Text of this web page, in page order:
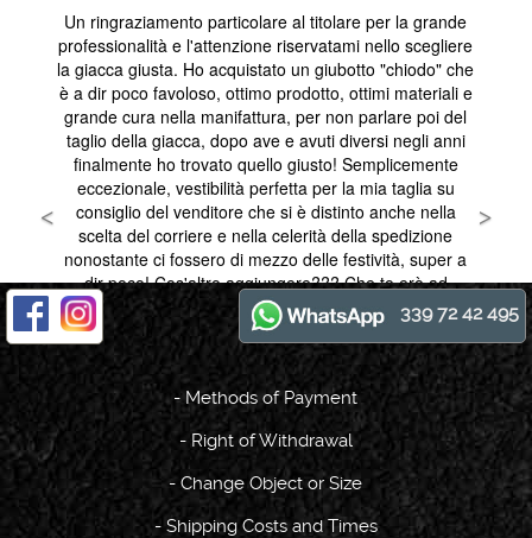
339 72 42 495
- Methods of Payment
- Right of Withdrawal
-Change Object or Size
- Shipping Costs and Times